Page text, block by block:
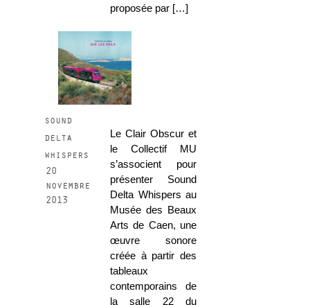
proposée par […]
sound
delta
whispers
20
novembre
2013
Le Clair Obscur et
le Collectif MU
s’associent pour
présenter Sound
Delta Whispers au
Musée des Beaux
Arts de Caen, une
œuvre sonore
créée à partir des
tableaux
contemporains de
la salle 22 du